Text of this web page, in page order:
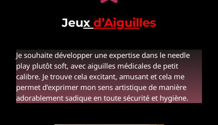
Jeux d’Aiguilles
Je souhaite développer une expertise dans le needle
play plutôt soft, avec aiguilles médicales de petit
calibre. Je trouve cela excitant, amusant et cela me
permet d’exprimer mon sens artistique de manière
adorablement sadique en toute sécurité et hygiène.